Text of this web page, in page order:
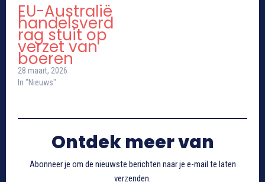
EU-Australië
handelsverd
rag stuit op
verzet van
boeren
28 maart, 2026
In "Nieuws"
Ontdek meer van
Abonneer je om de nieuwste berichten naar je e-mail te laten
verzenden.